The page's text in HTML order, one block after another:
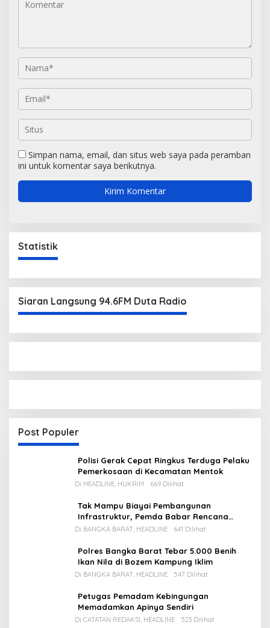
Simpan nama, email, dan situs web saya pada peramban
ini untuk komentar saya berikutnya.
Statistik
Siaran Langsung 94.6FM Duta Radio
Post Populer
Polisi Gerak Cepat Ringkus Terduga Pelaku
Pemerkosaan di Kecamatan Mentok
Di HEADLINE, HUKRIM 669 Dilihat
Tak Mampu Biayai Pembangunan
Infrastruktur, Pemda Babar Rencana
Utang Rp65 M
Di BANGKA BARAT, HEADLINE 641 Dilihat
Polres Bangka Barat Tebar 5.000 Benih
Ikan Nila di Bozem Kampung Iklim
Di BANGKA BARAT, HEADLINE 547 Dilihat
Petugas Pemadam Kebingungan
Memadamkan Apinya Sendiri
Di CATATAN REDAKSI, HEADLINE 523 Dilihat